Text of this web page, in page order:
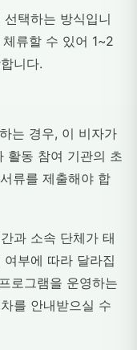
택하는 방식입니
류할 수 있어 1~2
니다.
는 경우, 이 비자가
활동 참여 기관의 초
류를 제출해야 합
과 소속 단체가 태
부에 따라 달라집
로그램을 운영하는
를 안내받으실 수